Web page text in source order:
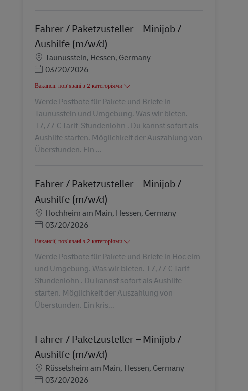
Fahrer / Paketzusteller – Minijob /
Aushilfe (m/w/d)
Місцезнаходження
Taunusstein, Hessen, Germany
Posted Date
03/20/2026
Вакансії, пов’язані з 2 категоріями
Werde Postbote für Pakete und Briefe in
Taunusstein und Umgebung. Was wir bieten.
17,77 € Tarif-Stundenlohn . Du kannst sofort als
Aushilfe starten. Möglichkeit der Auszahlung von
Überstunden. Ein ...
Fahrer / Paketzusteller – Minijob /
Aushilfe (m/w/d)
Місцезнаходження
Hochheim am Main, Hessen, Germany
Posted Date
03/20/2026
Вакансії, пов’язані з 2 категоріями
Werde Postbote für Pakete und Briefe in Hoc eim
und Umgebung. Was wir bieten. 17,77 € Tarif-
Stundenlohn . Du kannst sofort als Aushilfe
starten. Möglichkeit der Auszahlung von
Überstunden. Ein kris...
Fahrer / Paketzusteller – Minijob /
Aushilfe (m/w/d)
Місцезнаходження
Rüsselsheim am Main, Hessen, Germany
Posted Date
03/20/2026